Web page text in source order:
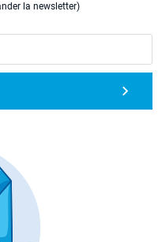
la newsletter)